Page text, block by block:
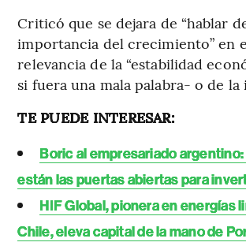
Criticó que se dejara de “hablar
importancia del crecimiento” en
relevancia de la “estabilidad
si fuera una mala palabra- o de la
TE PUEDE INTERESAR:
Boric al empresariado argentino:
están las puertas abiertas para
HIF Global, pionera en energías
Chile, eleva capital de la mano de